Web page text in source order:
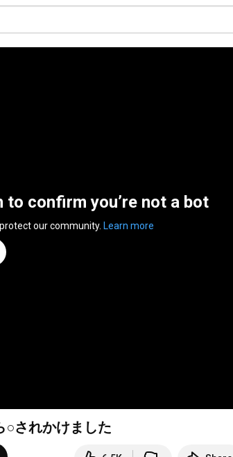
to confirm you’re not a bot
our community. Learn more
○されかけました